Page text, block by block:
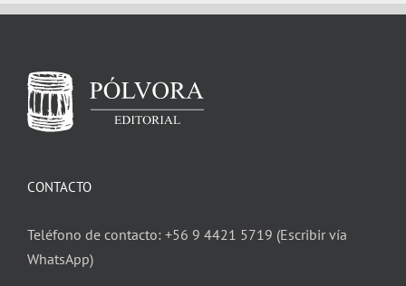
CONTACTO
Teléfono de contacto: +56 9 4421 5719 (Escribir vía
WhatsApp)